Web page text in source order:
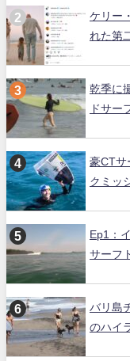
ケリー
れた第
乾季に
ドサー
豪CTサ
クミッ
Ep1：
サーフ
バリ島
のハイ